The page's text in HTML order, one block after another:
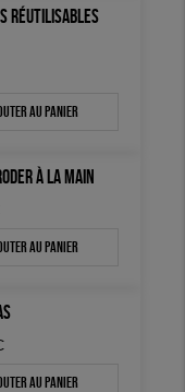
RÉUTILISABLES
au panier
À LA MAIN
au panier
au panier